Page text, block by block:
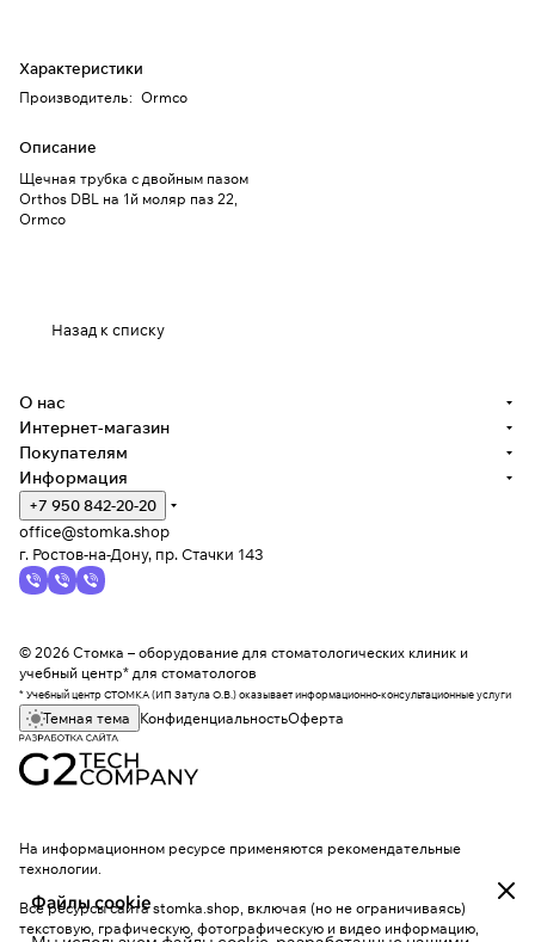
Характеристики
Производитель: Ormco
Описание
Щечная трубка с двойным пазом
Orthos DBL на 1й моляр паз 22,
Ormco
Назад к списку
Файлы cookie
О нас
Интернет-магазин
Покупателям
Информация
+7 950 842-20-20
office@stomka.shop
г. Ростов-на-Дону, пр. Стачки 143
© 2026 Стомка – оборудование для стоматологических клиник и
учебный центр* для стоматологов
* Учебный центр СТОМКА (ИП Затула О.В.) оказывает информационно-консультационные услуги
Темная тема КонфиденциальностьОферта
На информационном ресурсе применяются рекомендательные
технологии.
Все ресурсы сайта stomka.shop, включая (но не ограничиваясь)
текстовую, графическую, фотографическую и видео информацию,